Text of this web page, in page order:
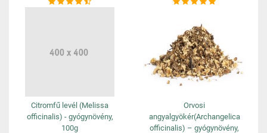
Citromfű levél (Melissa
officinalis) - gyógynövény,
100g
Orvosi
angyalgyökér(Archangelica
officinalis) – gyógynövény,